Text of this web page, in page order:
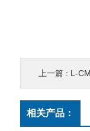
上一篇 : L-
相关产品：